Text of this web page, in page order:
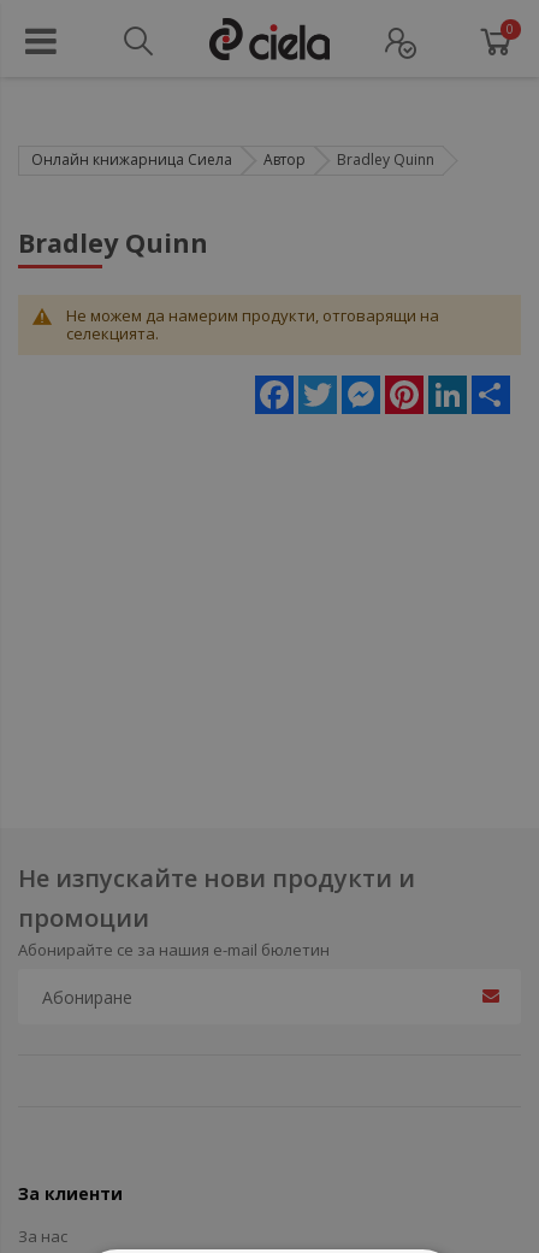
0
Онлайн книжарница Сиела Автор Bradley Quinn
Bradley Quinn
Не можем да намерим продукти, отговарящи на
селекцията.
Facebook
Twitter MessengerPinterestLinkedIn
Не изпускайте нови продукти и
промоции
Абонирайте се за нашия e-mail бюлетин
За клиенти
За нас